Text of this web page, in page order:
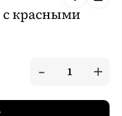
красными
- 1 +